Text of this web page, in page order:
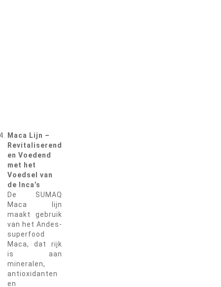
Maca Lijn –
Revitaliserend
en Voedend
met het
Voedsel van
de Inca’s
De SUMAQ
Maca lijn
maakt gebruik
van het Andes-
superfood
Maca, dat rijk
is aan
mineralen,
antioxidanten
en